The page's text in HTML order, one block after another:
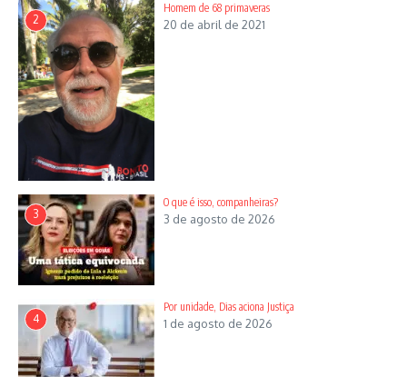
2
Homem de 68 primaveras
20 de abril de 2021
3
O que é isso, companheiras?
3 de agosto de 2026
4
Por unidade, Dias aciona Justiça
1 de agosto de 2026